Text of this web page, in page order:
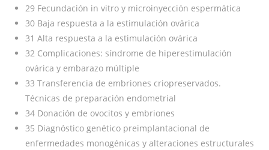
29 Fecundación in vitro y microinyección espermática
30 Baja respuesta a la estimulación ovárica
31 Alta respuesta a la estimulación ovárica
32 Complicaciones: síndrome de hiperestimulación
ovárica y embarazo múltiple
33 Transferencia de embriones criopreservados.
Técnicas de preparación endometrial
34 Donación de ovocitos y embriones
35 Diagnóstico genético preimplantacional de
enfermedades monogénicas y alteraciones estructurales